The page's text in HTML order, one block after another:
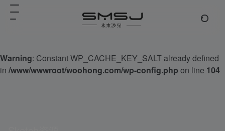
Warning: Constant WP_CACHE_KEY_SALT already defined
in /www/wwwroot/woohong.com/wp-config.php on line 104